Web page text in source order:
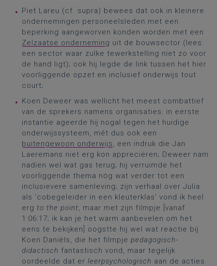
Piet Lareu (cf. supra) bewees dat ook in kleinere
ondernemingen personeelsleden met een
beperking aangeworven konden worden met een
Zelzaatse onderneming uit de bouwsector (lees:
een sector waar zulke tewerkstelling niet zo voor
de hand ligt); ook hij legde de link tussen het hier
voorliggende opzet en inclusief onderwijs tout
court;
Koen Deweer was wellicht het meest combattief
van de sprekers namens organisaties: in eerste
instantie ageerde hij nogal tegen het huidige
onderwijssysteem, mét dus ook een
buitengewoon onderwijs, een indruk die Jan
Laeremans niet erg kon appreciëren; Deweer nam
nadien wel wat gas terug; hij verruimde het
voorliggende thema nóg wat verder tot een
inclusievere samenleving; zijn verhaal over Julia
als ‘cobegeleider in een kleuterklas’ vond ik heel
erg to the point, maar met zijn filmpje [vanaf
1:06:17; ik kan je het warm aanbevelen om het
eens te bekijken] oogstte hij wel wat reactie bij
Koen Daniëls, die het filmpje pedagogisch-
didactisch fantastisch vond, maar tegelijk
oordeelde dat er leerpsychologisch aan de acties